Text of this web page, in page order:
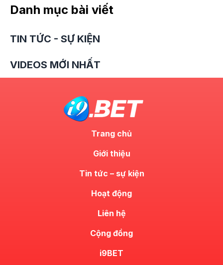
Danh mục bài viết
TIN TỨC - SỰ KIỆN
VIDEOS MỚI NHẤT
Trang chủ
Giới thiệu
Tin tức – sự kiện
Hoạt động
Liên hệ
Cộng đồng
i9BET